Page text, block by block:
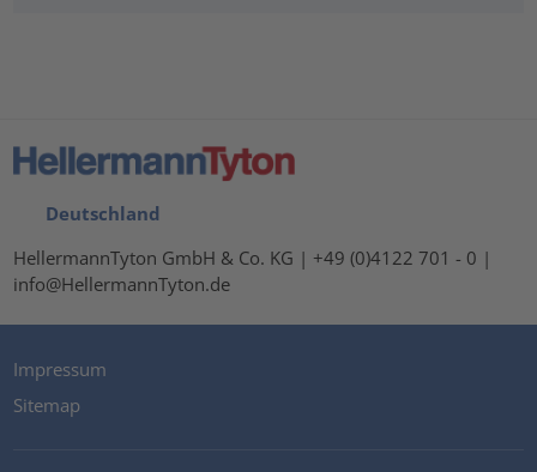
Deutschland
HellermannTyton GmbH & Co. KG | +49 (0)4122 701 - 0 |
info@HellermannTyton.de
Impressum
Sitemap